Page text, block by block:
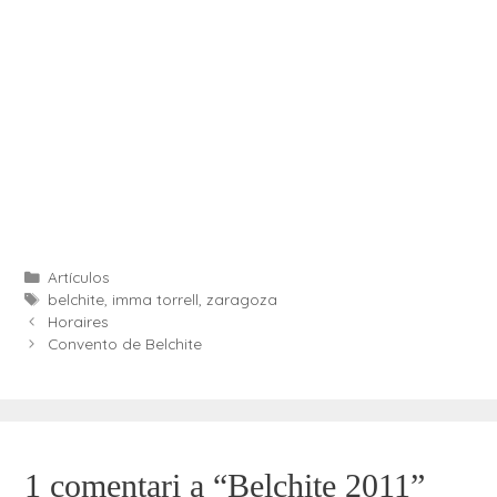
Categories
Artículos
Etiquetes
belchite imma torrell zaragoza
Horaires
Convento de Belchite
1 comentari a “Belchite 2011”